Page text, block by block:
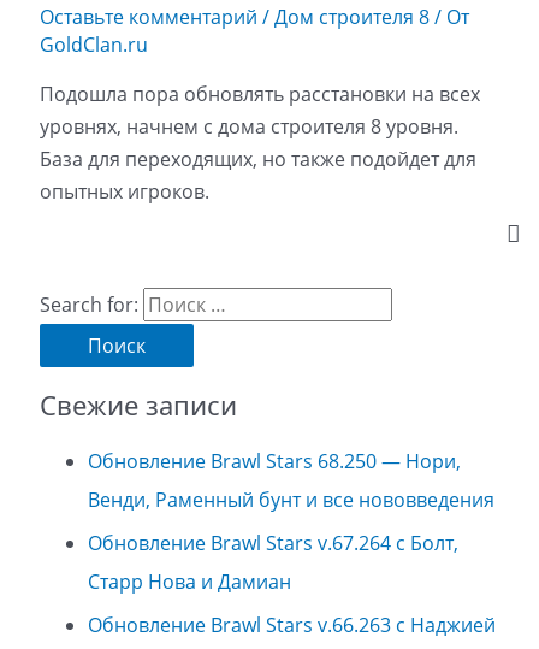
Оставьте комментарий /Дом строителя 8/ От
GoldClan.ru
Подошла пора обновлять расстановки на всех
уровнях, начнем с дома строителя 8 уровня.
База для переходящих, но также подойдет для
опытных игроков.
Search for:
Свежие записи
Обновление Brawl Stars 68.250 — Нори,
Венди, Раменный бунт и все нововведения
Обновление Brawl Stars v.67.264 с Болт,
Старр Нова и Дамиан
Обновление Brawl Stars v.66.263 с Наджией